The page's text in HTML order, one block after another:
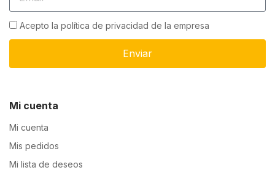
Acepto la política de privacidad de la empresa
Enviar
Mi cuenta
Mi cuenta
Mis pedidos
Mi lista de deseos